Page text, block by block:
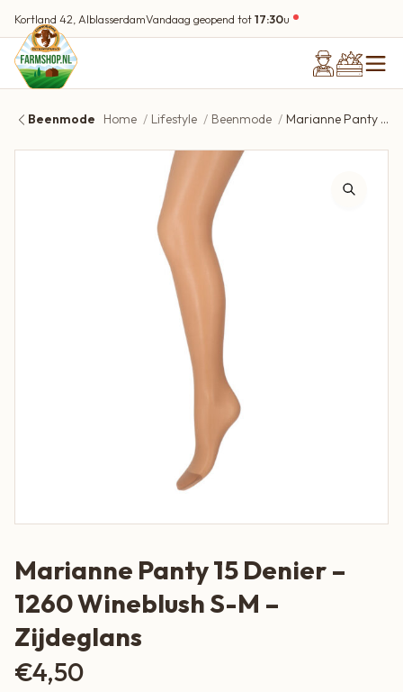
Kortland 42, AlblasserdamVandaag geopend tot17:30u
Beenmode Home Lifestyle Beenmode Marianne Panty 15 Denier – 1260 Wineblush S-M – Zijdeglans
Marianne Panty 15 Denier –
1260 Wineblush S-M –
Zijdeglans
€4,50